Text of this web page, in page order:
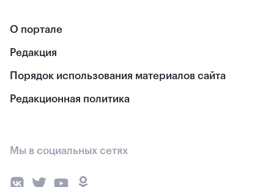
О портале
Редакция
Порядок использования материалов сайта
Редакционная политика
Мы в социальных сетях